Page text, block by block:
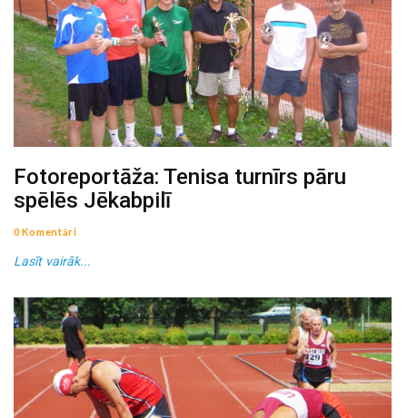
Fotoreportāža: Tenisa turnīrs pāru
spēlēs Jēkabpilī
0 Komentāri
Lasīt vairāk...